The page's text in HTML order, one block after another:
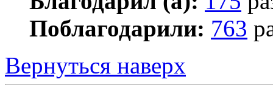
Поблагодарили: 763
Вернуться наверх